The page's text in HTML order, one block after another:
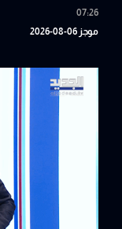
07:26
موجز 06-08-2026